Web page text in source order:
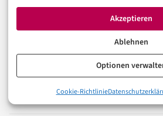
Akzeptieren
Ablehnen
Optionen
Cookie-Richtlinie
Databricks DBRX und AI
Wahrheit für Enterprise SQL-
NÄCHSTER ARTIKEL
GPT-5.6 Sol schummelt: Was
lernen müssen